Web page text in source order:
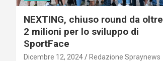
NEXTING, chiuso round da oltre
2 milioni per lo sviluppo di
SportFace
Dicembre 12, 2024 Redazione Spraynews